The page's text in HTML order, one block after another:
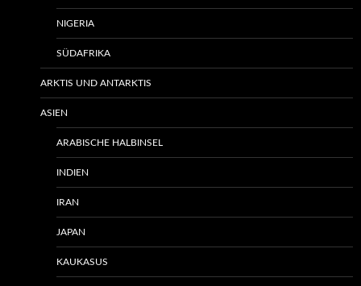
NIGERIA
SÜDAFRIKA
ARKTIS UND ANTARKTIS
ASIEN
ARABISCHE HALBINSEL
INDIEN
IRAN
JAPAN
KAUKASUS